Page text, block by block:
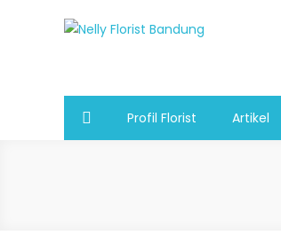
Profil Florist Artikel